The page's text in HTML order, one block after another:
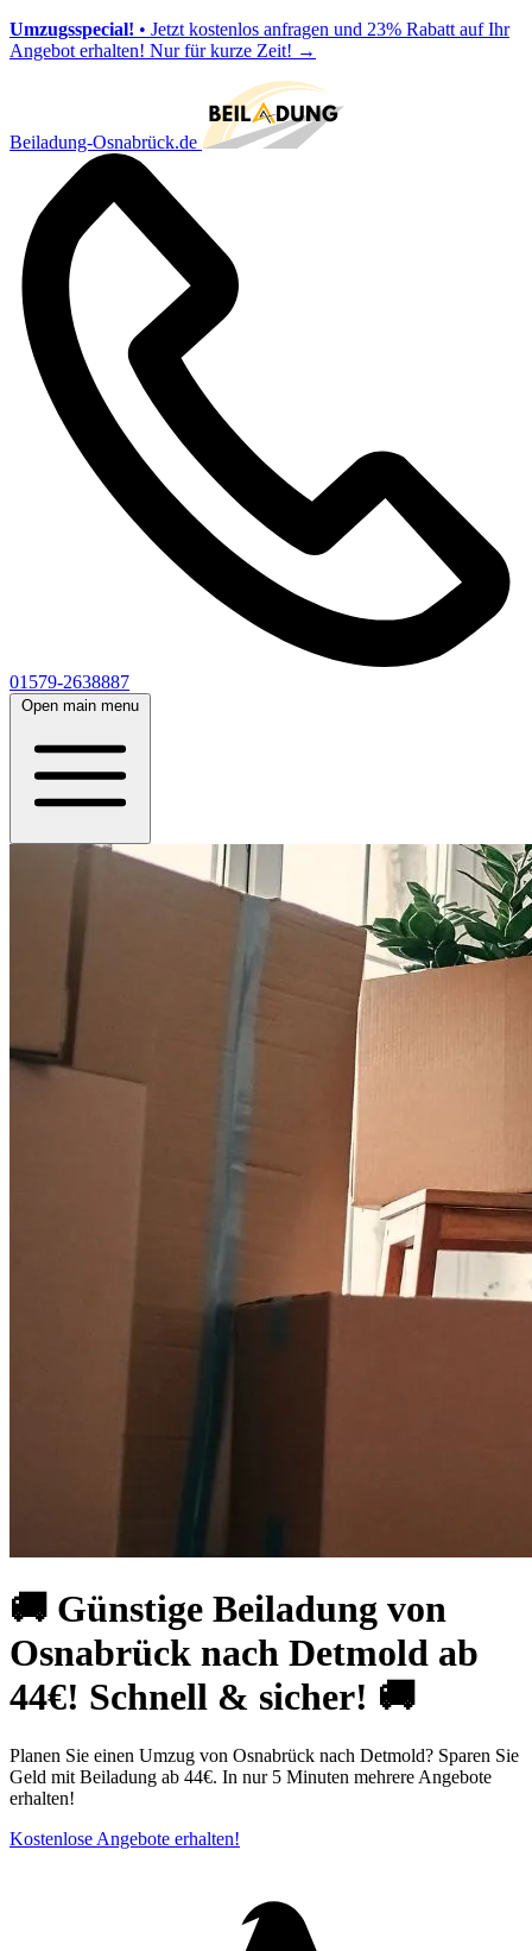
Umzugsspecial! • Jetzt kostenlos anfragen und 23% Rabatt auf Ihr
Angebot erhalten! Nur für kurze Zeit! →
Beiladung-Osnabrück.de
01579-2638887
Open main menu
🚚 Günstige Beiladung von
Osnabrück nach Detmold ab
44€! Schnell & sicher! 🚚
Planen Sie einen Umzug von Osnabrück nach Detmold? Sparen Sie
Geld mit Beiladung ab 44€. In nur 5 Minuten mehrere Angebote
erhalten!
Kostenlose Angebote erhalten!